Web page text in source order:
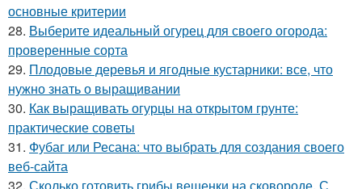
основные критерии
28. Выберите идеальный огурец для своего огорода:
проверенные сорта
29. Плодовые деревья и ягодные кустарники: все, что
нужно знать о выращивании
30. Как выращивать огурцы на открытом грунте:
практические советы
31. Фубаг или Ресана: что выбрать для создания своего
веб-сайта
32. Сколько готовить грибы вешенки на сковороде. С